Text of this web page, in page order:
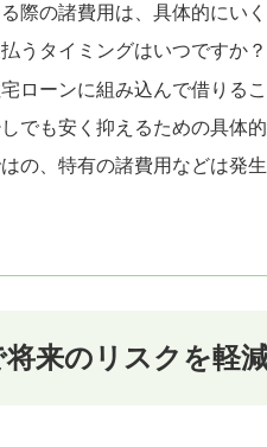
際の諸費用は、具体的にい
うタイミングはいつですか
ローンに組み込んで借りる
でも安く抑えるための具体
の、特有の諸費用などは発
来のリスクを軽